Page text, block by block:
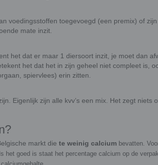
voedingsstoffen toegevoegd (een premix) of
mate inzit.
het dat er maar 1 diersoort inzit, je moet dan
het dat het in zijn geheel niet compleet is,
spiervlees) erin zitten.
Eigenlijk zijn alle kvv’s een mix. Het zegt niets
markt die te weinig calcium bevatten.
het goed is staat het percentage calcium op de